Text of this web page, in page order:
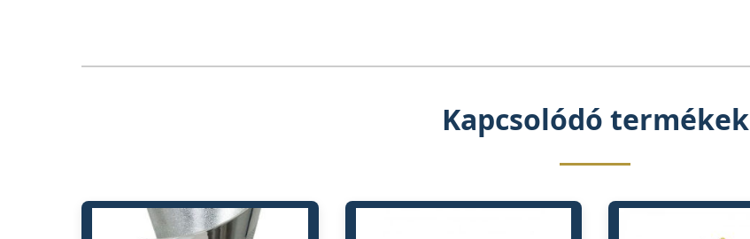
Kapcsolódó termékek